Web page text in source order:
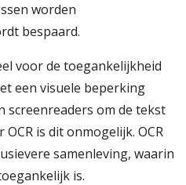
worden
bespaard.
voor de toegankelijkheid
een visuele beperking
screenreaders om de tekst
is dit onmogelijk. OCR
samenleving, waarin
is.